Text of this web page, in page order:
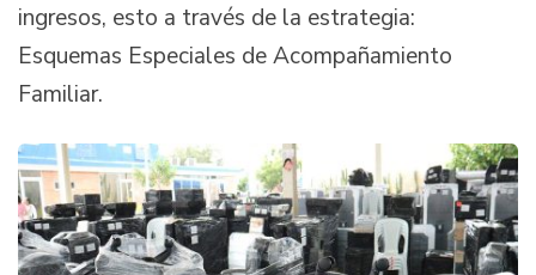
ingresos, esto a través de la estrategia:
Esquemas Especiales de Acompañamiento
Familiar.